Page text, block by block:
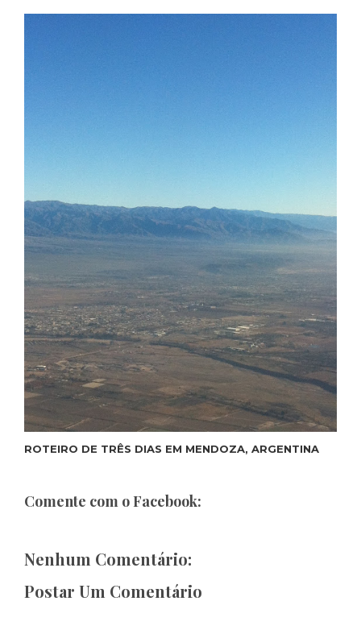
ROTEIRO DE TRÊS DIAS EM MENDOZA, ARGENTINA
Comente com o Facebook:
Nenhum Comentário:
Postar Um Comentário